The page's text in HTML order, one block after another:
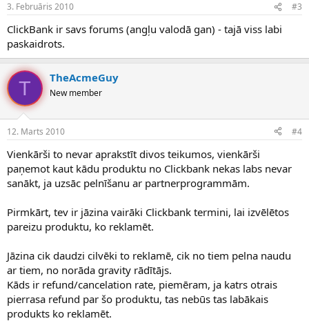
3. Februāris 2010 #3
ClickBank ir savs forums (angļu valodā gan) - tajā viss labi
paskaidrots.
T TheAcmeGuy
New member
12. Marts 2010 #4
Vienkārši to nevar aprakstīt divos teikumos, vienkārši
paņemot kaut kādu produktu no Clickbank nekas labs nevar
sanākt, ja uzsāc pelnīšanu ar partnerprogrammām.
Pirmkārt, tev ir jāzina vairāki Clickbank termini, lai izvēlētos
pareizu produktu, ko reklamēt.
Jāzina cik daudzi cilvēki to reklamē, cik no tiem pelna naudu
ar tiem, no norāda gravity rādītājs.
Kāds ir refund/cancelation rate, piemēram, ja katrs otrais
pierrasa refund par šo produktu, tas nebūs tas labākais
produkts ko reklamēt.